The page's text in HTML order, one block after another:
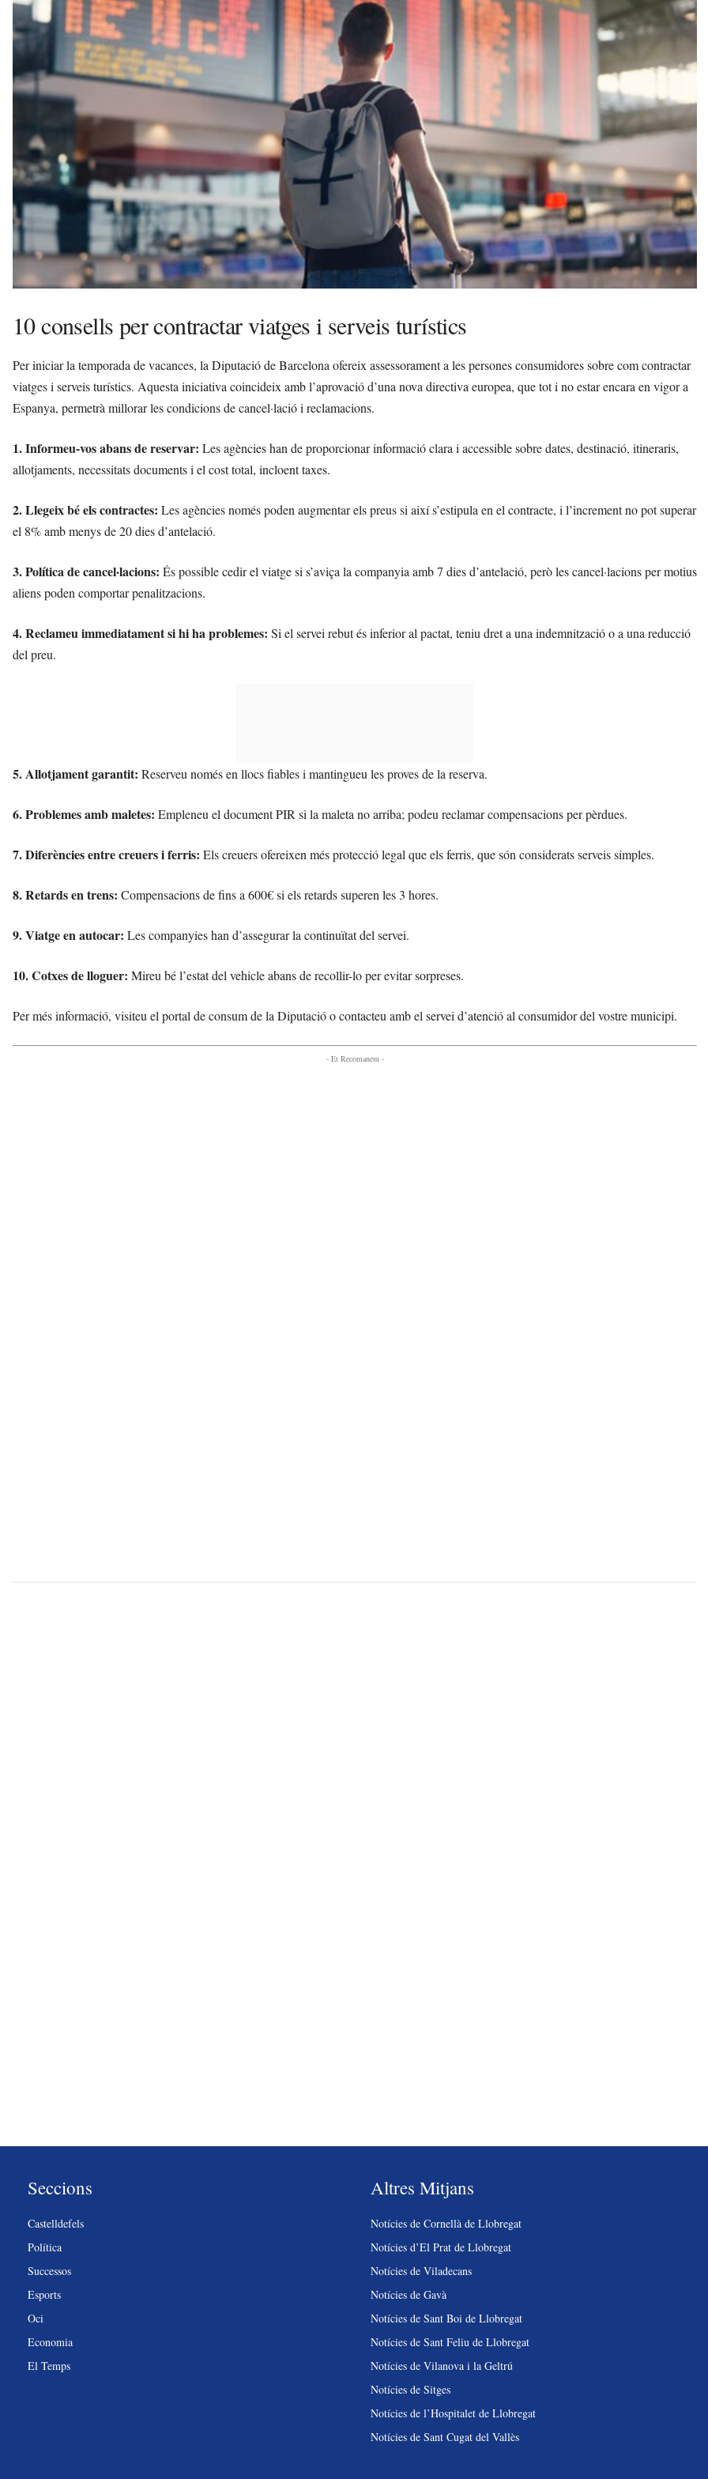
10 consells per contractar viatges i serveis turístics
Per iniciar la temporada de vacances, la Diputació de Barcelona ofereix assessorament a les persones consumidores sobre com contractar
viatges i serveis turístics. Aquesta iniciativa coincideix amb l’aprovació d’una nova directiva europea, que tot i no estar encara en vigor a
Espanya, permetrà millorar les condicions de cancel·lació i reclamacions.
1. Informeu-vos abans de reservar: Les agències han de proporcionar informació clara i accessible sobre dates, destinació, itineraris,
allotjaments, necessitats documents i el cost total, incloent taxes.
2. Llegeix bé els contractes: Les agències només poden augmentar els preus si així s’estipula en el contracte, i l’increment no pot superar
el 8% amb menys de 20 dies d’antelació.
3. Política de cancel·lacions: És possible cedir el viatge si s’aviça la companyia amb 7 dies d’antelació, però les cancel·lacions per motius
aliens poden comportar penalitzacions.
4. Reclameu immediatament si hi ha problemes: Si el servei rebut és inferior al pactat, teniu dret a una indemnització o a una reducció
del preu.
5. Allotjament garantit: Reserveu només en llocs fiables i mantingueu les proves de la reserva.
6. Problemes amb maletes: Empleneu el document PIR si la maleta no arriba; podeu reclamar compensacions per pèrdues.
7. Diferències entre creuers i ferris: Els creuers ofereixen més protecció legal que els ferris, que són considerats serveis simples.
8. Retards en trens: Compensacions de fins a 600€ si els retards superen les 3 hores.
9. Viatge en autocar: Les companyies han d’assegurar la continuïtat del servei.
10. Cotxes de lloguer: Mireu bé l’estat del vehicle abans de recollir-lo per evitar sorpreses.
Per més informació, visiteu el portal de consum de la Diputació o contacteu amb el servei d’atenció al consumidor del vostre municipi.
- Et Recomanem -
Seccions
Castelldefels
Política
Successos
Esports
Oci
Economia
El Temps
Altres Mitjans
Notícies de Cornellà de Llobregat
Notícies d’El Prat de Llobregat
Notícies de Viladecans
Notícies de Gavà
Notícies de Sant Boi de Llobregat
Notícies de Sant Feliu de Llobregat
Notícies de Vilanova i la Geltrú
Notícies de Sitges
Notícies de l’Hospitalet de Llobregat
Notícies de Sant Cugat del Vallès